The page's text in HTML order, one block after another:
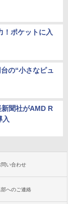
！ポケットに入
の“小さなピュ
聞社がAMD R
入
問い合わせ
部へのご連絡